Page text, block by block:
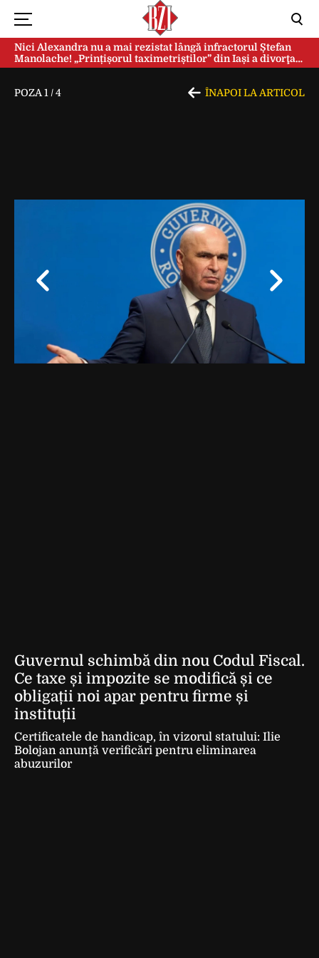
Nici Alexandra nu a mai rezistat lângă infractorul Ștefan
Manolache! „Prințișorul taximetriștilor” din Iași a divorţat
după doi ani de căsnicie
POZA 1 /4 ÎNAPOI LA ARTICOL
Guvernul schimbă din nou Codul Fiscal.
Ce taxe și impozite se modifică și ce
obligații noi apar pentru firme și
instituții
Certificatele de handicap, în vizorul statului: Ilie
Bolojan anunță verificări pentru eliminarea
abuzurilor